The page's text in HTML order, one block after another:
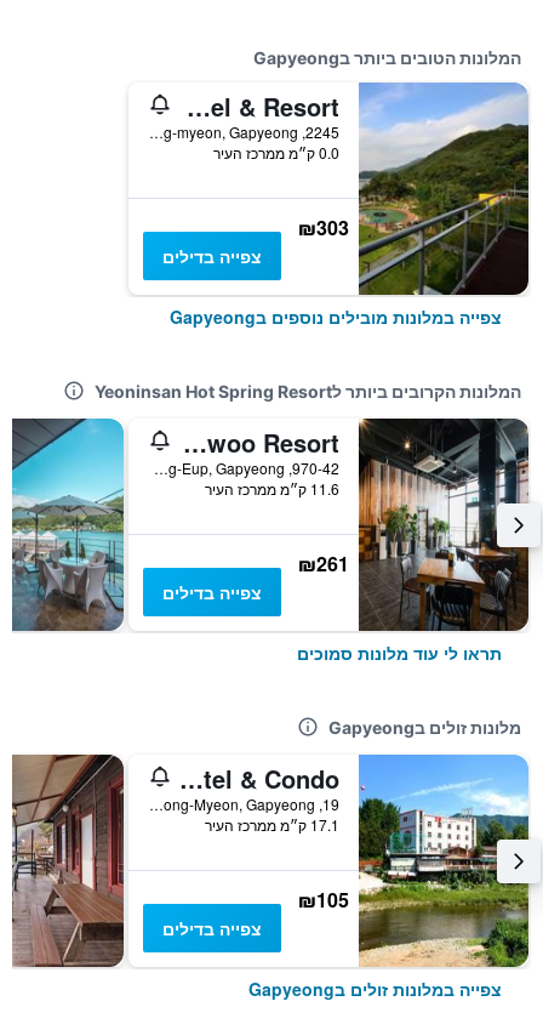
המלונות הטובים ביותר בGapyeong
Midas Hotel & Resort
2245, Bukhangang-ro, Cheongpyeong-myeon, Gapyeong, דרום קוריאה
0.0 ק״מ ממרכז העיר
₪303
צפייה בדילים
צפייה במלונות מובילים נוספים בGapyeong
המלונות הקרובים ביותר לYeoninsan Hot Spring Resort
W Jiwoo Resort
970-42, Bukhangangbyeon-ro Gapyeong-Eup, Gapyeong, דרום קוריאה
11.6 ק״מ ממרכז העיר
₪261
צפייה בדילים
תראו לי עוד מלונות סמוכים
מלונות זולים בGapyeong
Traum Hotel & Condo
19, Eunhaengnamu-Gil, Cheongpyeong-Myeon, Gapyeong, דרום קוריאה
17.1 ק״מ ממרכז העיר
₪105
צפייה בדילים
צפייה במלונות זולים בGapyeong